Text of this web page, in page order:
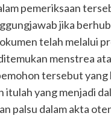
pemeriksaan
jika
telah melalui
menstrea
tersebut
yang menjadi
palsu dalam akta